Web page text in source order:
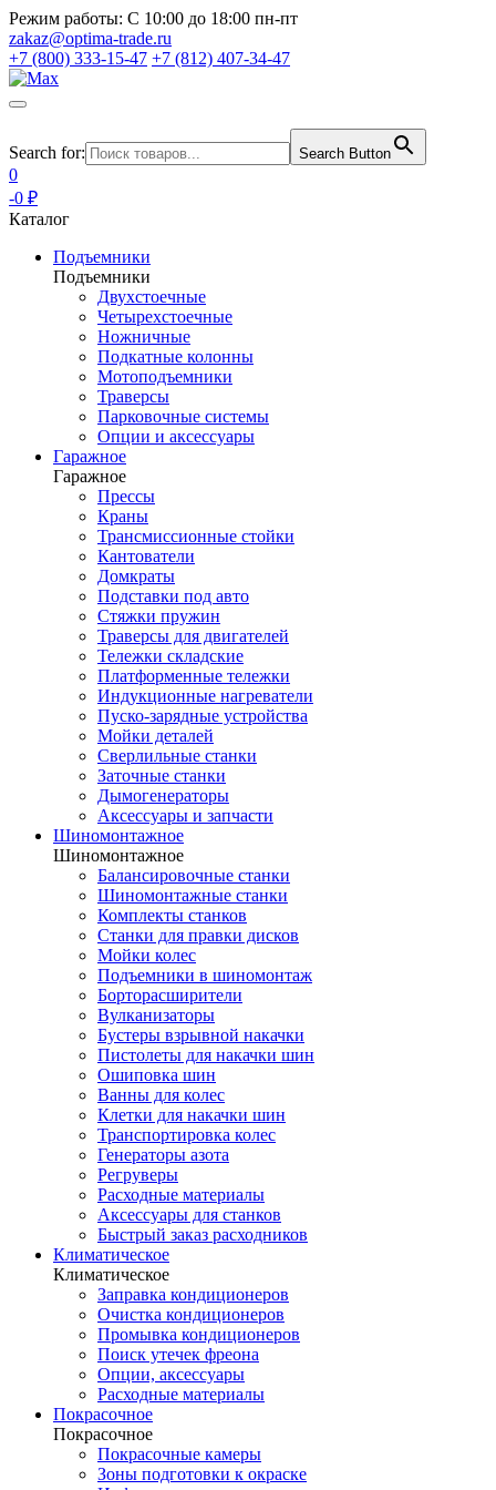
Режим работы: С 10:00 до 18:00 пн-пт
zakaz@optima-trade.ru
+7 (800) 333-15-47 +7 (812) 407-34-47
Search for: Search Button
0
-0 ₽
Каталог
Подъемники
Подъемники
Двухстоечные
Четырехстоечные
Ножничные
Подкатные колонны
Мотоподъемники
Траверсы
Парковочные системы
Опции и аксессуары
Гаражное
Гаражное
Прессы
Краны
Трансмиссионные стойки
Кантователи
Домкраты
Подставки под авто
Стяжки пружин
Траверсы для двигателей
Тележки складские
Платформенные тележки
Индукционные нагреватели
Пуско-зарядные устройства
Мойки деталей
Сверлильные станки
Заточные станки
Дымогенераторы
Аксессуары и запчасти
Шиномонтажное
Шиномонтажное
Балансировочные станки
Шиномонтажные станки
Комплекты станков
Станки для правки дисков
Мойки колес
Подъемники в шиномонтаж
Борторасширители
Вулканизаторы
Бустеры взрывной накачки
Пистолеты для накачки шин
Ошиповка шин
Ванны для колес
Клетки для накачки шин
Транспортировка колес
Генераторы азота
Регруверы
Расходные материалы
Аксессуары для станков
Быстрый заказ расходников
Климатическое
Климатическое
Заправка кондиционеров
Очистка кондиционеров
Промывка кондиционеров
Поиск утечек фреона
Опции, аксессуары
Расходные материалы
Покрасочное
Покрасочное
Покрасочные камеры
Зоны подготовки к окраске